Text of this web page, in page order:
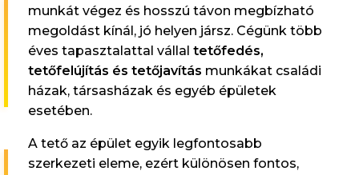
munkát végez és hosszú távon megbízható
megoldást kínál, jó helyen jársz. Cégünk több
éves tapasztalattal vállal tetőfedés,
tetőfelújítás és tetőjavítás munkákat családi
házak, társasházak és egyéb épületek
esetében.
A tető az épület egyik legfontosabb
szerkezeti eleme, ezért különösen fontos,